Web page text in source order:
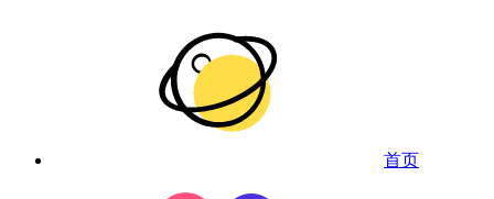
首页